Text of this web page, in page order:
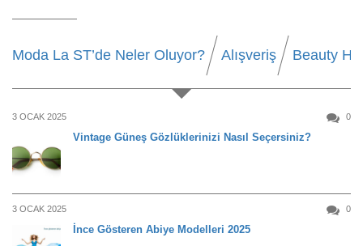
Moda La ST’de Neler Oluyor? Alışveriş Beauty
3 OCAK 2025 0
Vintage Güneş Gözlüklerinizi Nasıl Seçersiniz?
3 OCAK 2025 0
İnce Gösteren Abiye Modelleri 2025